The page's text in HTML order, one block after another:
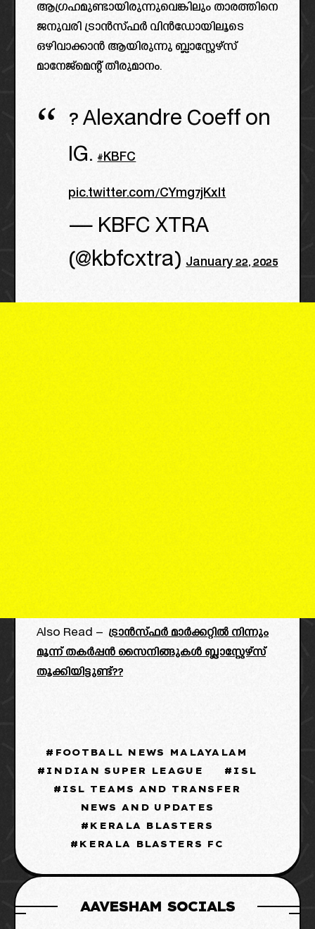
ആഗ്രഹമുണ്ടായിരുന്നുവെങ്കിലും താരത്തിനെ
ജനുവരി ട്രാൻസ്ഫർ വിൻഡോയിലൂടെ
ഒഴിവാക്കാൻ ആയിരുന്നു ബ്ലാസ്റ്റേഴ്സ്
മാനേജ്മെന്റ് തീരുമാനം.
? Alexandre Coeff on
IG.#KBFC
pic.twitter.com/CYmg7jKxlt
— KBFC XTRA
(@kbfcxtra)January 22, 2025
Also Read – ട്രാൻസ്ഫർ മാർക്കറ്റിൽ നിന്നും
മൂന്ന് തകർപ്പൻ സൈനിങ്ങുകൾ ബ്ലാസ്റ്റേഴ്‌സ്
തൂക്കിയിട്ടുണ്ട്??
FOOTBALL NEWS MALAYALAM
INDIAN SUPER LEAGUE
ISL
ISL TEAMS AND TRANSFER
NEWS AND UPDATES
KERALA BLASTERS
KERALA BLASTERS FC
AAVESHAM SOCIALS